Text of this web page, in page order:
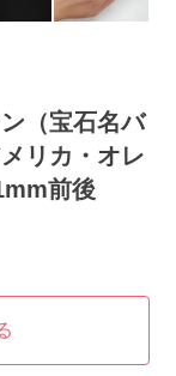
（宝石名バ
リカ・オレ
前後